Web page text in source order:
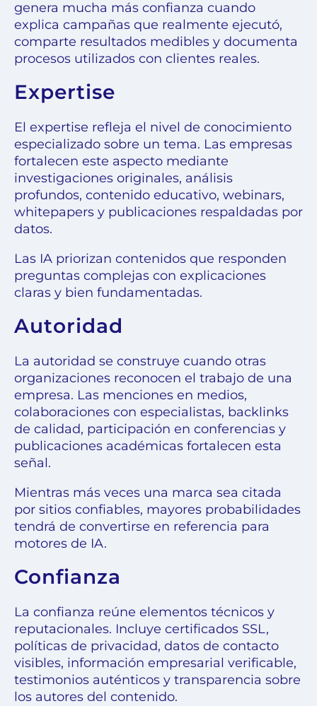
genera mucha más confianza cuando
explica campañas que realmente ejecutó,
comparte resultados medibles y documenta
procesos utilizados con clientes reales.
Expertise
El expertise refleja el nivel de conocimiento
especializado sobre un tema. Las empresas
fortalecen este aspecto mediante
investigaciones originales, análisis
profundos, contenido educativo, webinars,
whitepapers y publicaciones respaldadas por
datos.
Las IA priorizan contenidos que responden
preguntas complejas con explicaciones
claras y bien fundamentadas.
Autoridad
La autoridad se construye cuando otras
organizaciones reconocen el trabajo de una
empresa. Las menciones en medios,
colaboraciones con especialistas, backlinks
de calidad, participación en conferencias y
publicaciones académicas fortalecen esta
señal.
Mientras más veces una marca sea citada
por sitios confiables, mayores probabilidades
tendrá de convertirse en referencia para
motores de IA.
Confianza
La confianza reúne elementos técnicos y
reputacionales. Incluye certificados SSL,
políticas de privacidad, datos de contacto
visibles, información empresarial verificable,
testimonios auténticos y transparencia sobre
los autores del contenido.